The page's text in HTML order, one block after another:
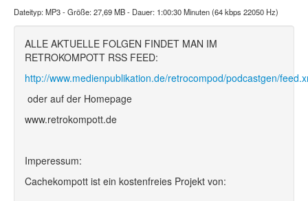
Dateityp: MP3 - Größe: 27,69 MB - Dauer: 1:00:30 Minuten (64 kbps 22050 Hz)
ALLE AKTUELLE FOLGEN FINDET MAN IM
RETROKOMPOTT RSS FEED:
http://www.medienpublikation.de/retrocompod/podcastgen/
oder auf der Homepage
www.retrokompott.de
Imperessum:
Cachekompott ist ein kostenfreies Projekt von: